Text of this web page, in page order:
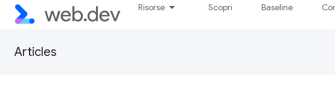
Risorse Scopri Baseline
Articles